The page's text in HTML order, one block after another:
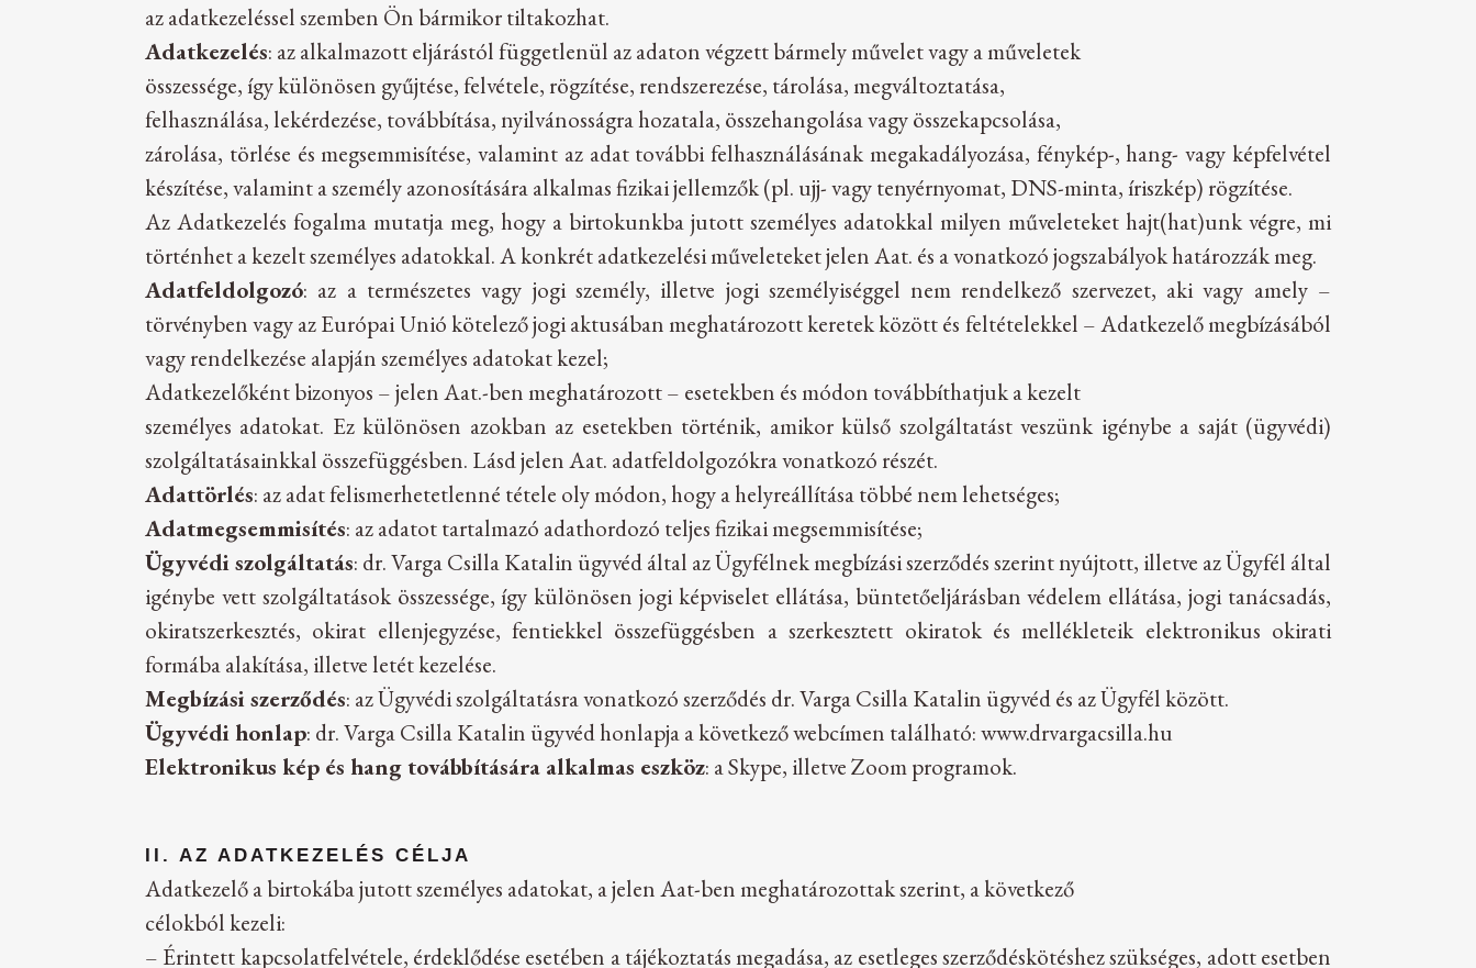
az adatkezeléssel szemben Ön bármikor tiltakozhat.
Adatkezelés: az alkalmazott eljárástól függetlenül az adaton végzett bármely művelet vagy a műveletek
összessége, így különösen gyűjtése, felvétele, rögzítése, rendszerezése, tárolása, megváltoztatása,
felhasználása, lekérdezése, továbbítása, nyilvánosságra hozatala, összehangolása vagy összekapcsolása,
zárolása, törlése és megsemmisítése, valamint az adat további felhasználásának megakadályozása, fénykép-, hang- vagy képfelvétel
készítése, valamint a személy azonosítására alkalmas fizikai jellemzők (pl. ujj- vagy tenyérnyomat, DNS-minta, íriszkép) rögzítése.
Az Adatkezelés fogalma mutatja meg, hogy a birtokunkba jutott személyes adatokkal milyen műveleteket hajt(hat)unk végre, mi
történhet a kezelt személyes adatokkal. A konkrét adatkezelési műveleteket jelen Aat. és a vonatkozó jogszabályok határozzák meg.
Adatfeldolgozó: az a természetes vagy jogi személy, illetve jogi személyiséggel nem rendelkező szervezet, aki vagy amely –
törvényben vagy az Európai Unió kötelező jogi aktusában meghatározott keretek között és feltételekkel – Adatkezelő megbízásából
vagy rendelkezése alapján személyes adatokat kezel;
Adatkezelőként bizonyos – jelen Aat.-ben meghatározott – esetekben és módon továbbíthatjuk a kezelt
személyes adatokat. Ez különösen azokban az esetekben történik, amikor külső szolgáltatást veszünk igénybe a saját (ügyvédi)
szolgáltatásainkkal összefüggésben. Lásd jelen Aat. adatfeldolgozókra vonatkozó részét.
Adattörlés: az adat felismerhetetlenné tétele oly módon, hogy a helyreállítása többé nem lehetséges;
Adatmegsemmisítés: az adatot tartalmazó adathordozó teljes fizikai megsemmisítése;
Ügyvédi szolgáltatás: dr. Varga Csilla Katalin ügyvéd által az Ügyfélnek megbízási szerződés szerint nyújtott, illetve az Ügyfél által
igénybe vett szolgáltatások összessége, így különösen jogi képviselet ellátása, büntetőeljárásban védelem ellátása, jogi tanácsadás,
okiratszerkesztés, okirat ellenjegyzése, fentiekkel összefüggésben a szerkesztett okiratok és mellékleteik elektronikus okirati
formába alakítása, illetve letét kezelése.
Megbízási szerződés: az Ügyvédi szolgáltatásra vonatkozó szerződés dr. Varga Csilla Katalin ügyvéd és az Ügyfél között.
Ügyvédi honlap: dr. Varga Csilla Katalin ügyvéd honlapja a következő webcímen található:www.drvargacsilla.hu
Elektronikus kép és hang továbbítására alkalmas eszköz: a Skype, illetve Zoom programok.
II. AZ ADATKEZELÉS CÉLJA
Adatkezelő a birtokába jutott személyes adatokat, a jelen Aat-ben meghatározottak szerint, a következő
célokból kezeli:
– Érintett kapcsolatfelvétele, érdeklődése esetében a tájékoztatás megadása, az esetleges szerződéskötéshez szükséges, adott esetben